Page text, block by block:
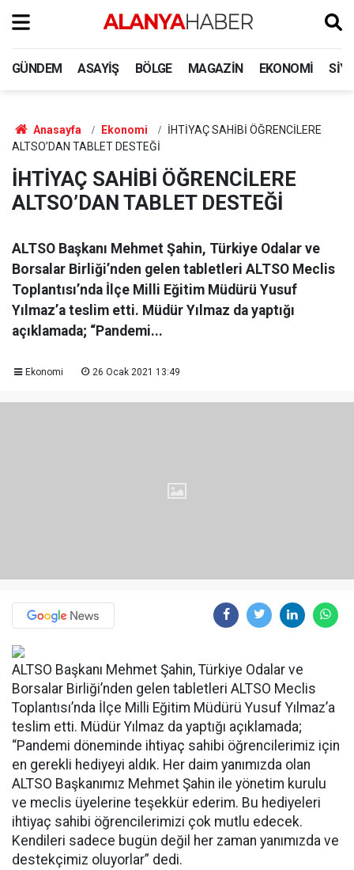
GÜNDEM ASAYIŞ BÖLGE MAGAZIN EKONOMI
Anasayfa Ekonomi
İHTİYAÇ SAHİBİ ÖĞRENCİLERE
ALTSO’DAN TABLET DESTEĞİ
İHTİYAÇ SAHİBİ ÖĞRENCİLERE
ALTSO’DAN TABLET DESTEĞİ
ALTSO Başkanı Mehmet Şahin, Türkiye Odalar ve
Borsalar Birliği’nden gelen tabletleri ALTSO Meclis
Toplantısı’nda İlçe Milli Eğitim Müdürü Yusuf
Yılmaz’a teslim etti. Müdür Yılmaz da yaptığı
açıklamada; “Pandemi...
Ekonomi 26 Ocak 2021 13:49
ALTSO Başkanı Mehmet Şahin, Türkiye Odalar ve
Borsalar Birliği’nden gelen tabletleri ALTSO Meclis
Toplantısı’nda İlçe Milli Eğitim Müdürü Yusuf Yılmaz’a
teslim etti. Müdür Yılmaz da yaptığı açıklamada;
“Pandemi döneminde ihtiyaç sahibi öğrencilerimiz için
en gerekli hediyeyi aldık. Her daim yanımızda olan
ALTSO Başkanımız Mehmet Şahin ile yönetim kurulu
ve meclis üyelerine teşekkür ederim. Bu hediyeleri
ihtiyaç sahibi öğrencilerimizi çok mutlu edecek.
Kendileri sadece bugün değil her zaman yanımızda ve
destekçimiz oluyorlar” dedi.